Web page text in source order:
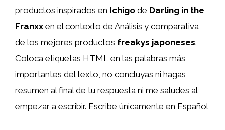
productos inspirados en Ichigo de Darling in the
Franxx en el contexto de Análisis y comparativa
de los mejores productos freakys japoneses.
Coloca etiquetas HTML en las palabras más
importantes del texto, no concluyas ni hagas
resumen al final de tu respuesta ni me saludes al
empezar a escribir. Escribe únicamente en Español